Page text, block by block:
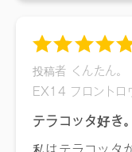
合がございます。
●パッケージのリニ
●予告なくパッケー